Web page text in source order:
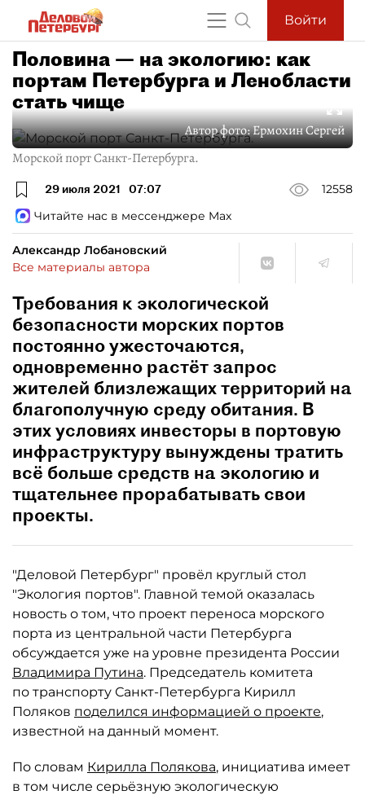
Войти
Половина — на экологию: как
портам Петербурга и Ленобласти
стать чище
Автор фото:Ермохин Сергей
Морской порт Санкт-Петербурга.
29 июля 2021 07:07
12558
Читайте нас в мессенджере Max
Александр Лобановский
Все материалы автора
Требования к экологической
безопасности морских портов
постоянно ужесточаются,
одновременно растёт запрос
жителей близлежащих территорий на
благополучную среду обитания. В
этих условиях инвесторы в портовую
инфраструктуру вынуждены тратить
всё больше средств на экологию и
тщательнее прорабатывать свои
проекты.
"Деловой Петербург" провёл круглый стол
"Экология портов". Главной темой оказалась
новость о том, что проект переноса морского
порта из центральной части Петербурга
обсуждается уже на уровне президента России
Владимира Путина. Председатель комитета
по транспорту Санкт-Петербурга Кирилл
Поляков поделился информацией о проекте,
известной на данный момент.
По словам Кирилла Полякова, инициатива имеет
в том числе серьёзную экологическую